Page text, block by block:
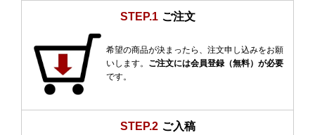
STEP.1 ご注文
希望の商品が決まったら、注文申し込みをお願
いします。 ご注文には会員登録（無料）が必要
です。
STEP.2 ご入稿